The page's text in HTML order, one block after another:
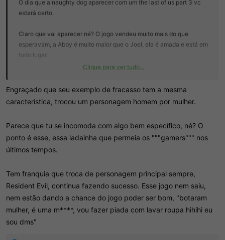
O dia que a naughty dog aparecer com um the last of us part 3 vc
estará certo.
Claro que vai aparecer né? O jogo vendeu muito mais do que
esperavam, a Abby é muito maior que o Joel, ela é amada e está em
todo lugar.
Aliás, essa personagem poderia ter sim uma dlc, mas tomar o lugar
isso e eu estou por fora.
Clique para ver tudo...
Engraçado que seu exemplo de fracasso tem a mesma
característica, trocou um personagem homem por mulher.
Parece que tu se incomoda com algo bem específico, né? O
ponto é esse, essa ladainha que permeia os """gamers""" nos
últimos tempos.
Tem franquia que troca de personagem principal sempre,
Resident Evil, continua fazendo sucesso. Esse jogo nem saiu,
nem estão dando a chance do jogo poder ser bom, "botaram
mulher, é uma m****, vou fazer piada com lavar roupa hihihi eu
sou dms"